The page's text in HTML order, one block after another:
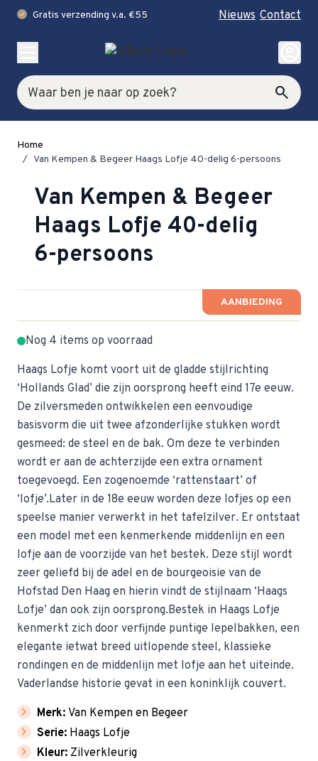
check Gratis verzending v.a. €55 Nieuws Contact
Zoek search
account_circle
Home
/ Van Kempen & Begeer Haags Lofje 40-delig 6-persoons
Van Kempen & Begeer
Haags Lofje 40-delig
6-persoons
AANBIEDING
Nog 4 items op voorraad
Haags Lofje komt voort uit de gladde stijlrichting
‘Hollands Glad’ die zijn oorsprong heeft eind 17e eeuw.
De zilversmeden ontwikkelen een eenvoudige
basisvorm die uit twee afzonderlijke stukken wordt
gesmeed: de steel en de bak. Om deze te verbinden
wordt er aan de achterzijde een extra ornament
toegevoegd. Een zogenoemde ‘rattenstaart’ of
‘lofje’.Later in de 18e eeuw worden deze lofjes op een
speelse manier verwerkt in het tafelzilver. Er ontstaat
een model met een kenmerkende middenlijn en een
lofje aan de voorzijde van het bestek. Deze stijl wordt
zeer geliefd bij de adel en de bourgeoisie van de
Hofstad Den Haag en hierin vindt de stijlnaam ‘Haags
Lofje’ dan ook zijn oorsprong.Bestek in Haags Lofje
kenmerkt zich door verfijnde puntige lepelbakken, een
elegante ietwat breed uitlopende steel, klassieke
rondingen en de middenlijn met lofje aan het uiteinde.
Vaderlandse historie gevat in een koninklijk couvert.
chevron_right Merk: Van Kempen en Begeer
chevron_right Serie: Haags Lofje
chevron_right Kleur: Zilverkleurig